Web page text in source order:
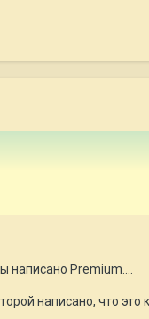
Premium....
написано, что это